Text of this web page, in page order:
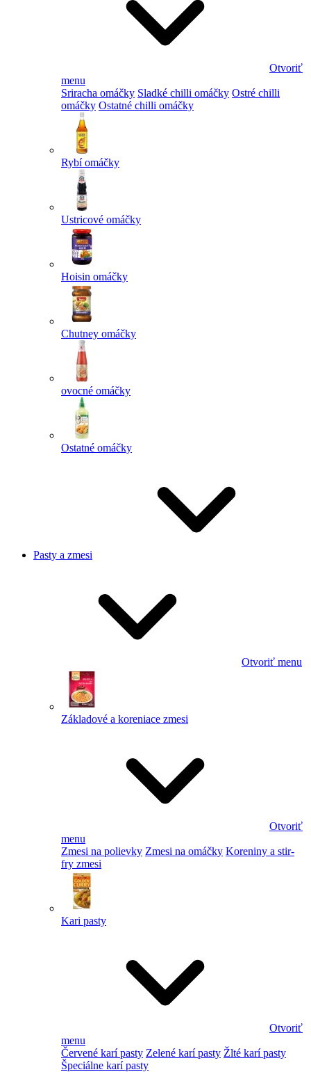
Otvoriť
menu
Sriracha omáčky Sladké chilli omáčky Ostré chilli
omáčky Ostatné chilli omáčky
Rybí omáčky
Ustricové omáčky
Hoisin omáčky
Chutney omáčky
ovocné omáčky
Ostatné omáčky
Pasty a zmesi
Otvoriť menu
Základové a koreniace zmesi
Otvoriť
menu
Zmesi na polievky Zmesi na omáčky Koreniny a stir-
fry zmesi
Kari pasty
Otvoriť
menu
Červené karí pasty Zelené karí pasty Žlté karí pasty
Špeciálne karí pasty